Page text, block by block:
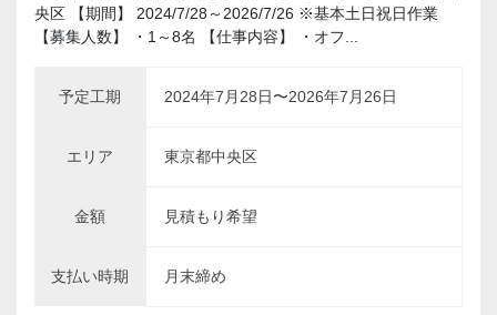
央区 【期間】 2024/7/28～2026/7/26 ※基本土日祝日作業
【募集人数】 ・1～8名 【仕事内容】 ・オフ...
予定工期 2024年7月28日〜2026年7月26日
エリア 東京都中央区
金額 見積もり希望
支払い時期 月末締め